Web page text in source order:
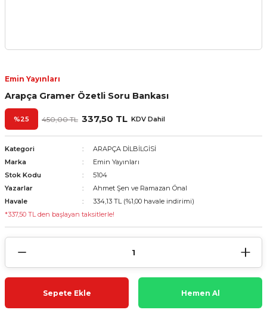
Emin Yayınları
Arapça Gramer Özetli Soru Bankası
%25 450,00 TL 337,50 TL KDV Dahil
Kategori
ARAPÇA DİLBİLGİSİ
Marka
Emin Yayınları
Stok Kodu
5104
Yazarlar
Ahmet Şen ve Ramazan Önal
Havale
334,13 TL (%1,00 havale indirimi)
*337,50 TL den başlayan taksitlerle!
Sepete Ekle Hemen Al